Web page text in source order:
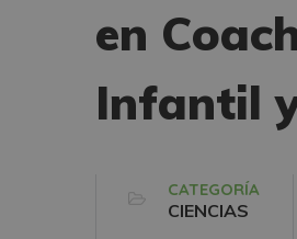
en
Infantil
CATEGORÍA
CIENCIAS